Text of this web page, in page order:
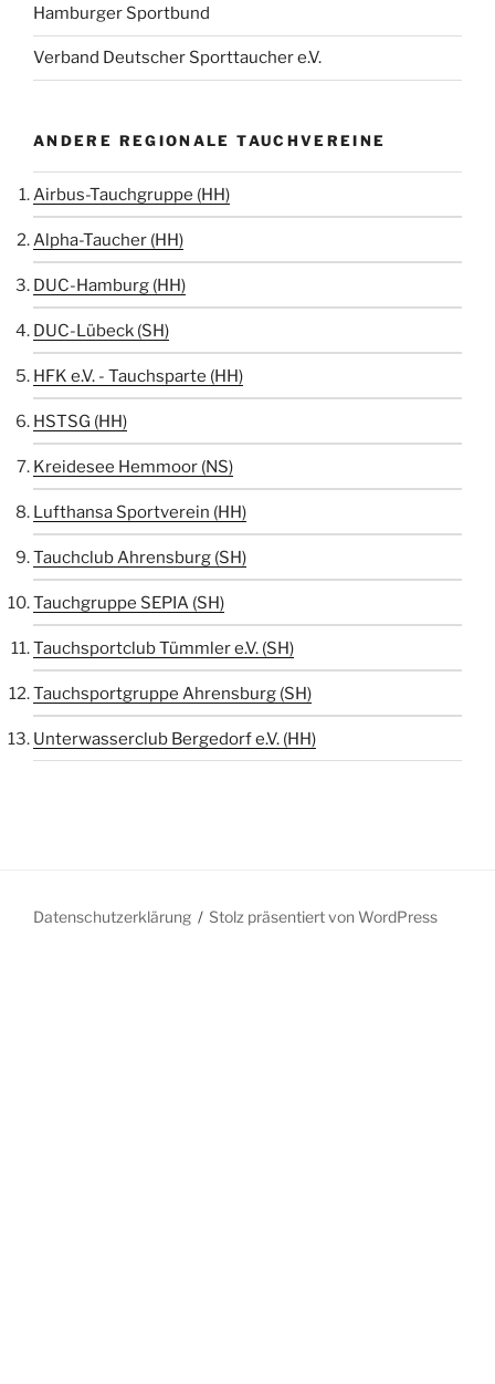
Hamburger Sportbund
Verband Deutscher Sporttaucher e.V.
ANDERE REGIONALE TAUCHVEREINE
Airbus-Tauchgruppe (HH)
Alpha-Taucher (HH)
DUC-Hamburg (HH)
DUC-Lübeck (SH)
HFK e.V. - Tauchsparte (HH)
HSTSG (HH)
Kreidesee Hemmoor (NS)
Lufthansa Sportverein (HH)
Tauchclub Ahrensburg (SH)
Tauchgruppe SEPIA (SH)
Tauchsportclub Tümmler e.V. (SH)
Tauchsportgruppe Ahrensburg (SH)
Unterwasserclub Bergedorf e.V. (HH)
Datenschutzerklärung Stolz präsentiert von WordPress